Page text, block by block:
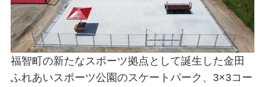
福智町の新たなスポーツ拠点として誕生した金田
ふれあいスポーツ公園のスケートパーク、3×3コー